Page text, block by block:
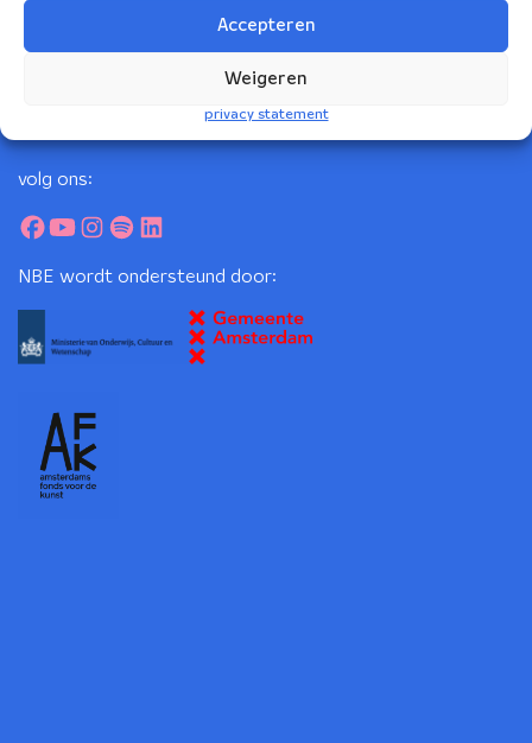
Accepteren
Weigeren
privacy statement
volg ons:
NBE wordt ondersteund door: